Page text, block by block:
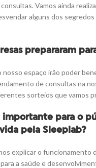
Vamos ainda
alguns dos
prepararam
espaço irão poder
de consultas na
sorteios que vamos
importante para o
pela Sleeplab?
explicar o funcionamento
a saúde e